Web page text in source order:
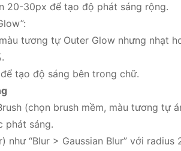
20-30px để tạo độ phát sáng rộng.
tương tự Outer Glow nhưng nhạt
tạo độ sáng bên trong chữ.
(chọn brush mềm, màu tương tự
phát sáng.
như “Blur > Gaussian Blur” với